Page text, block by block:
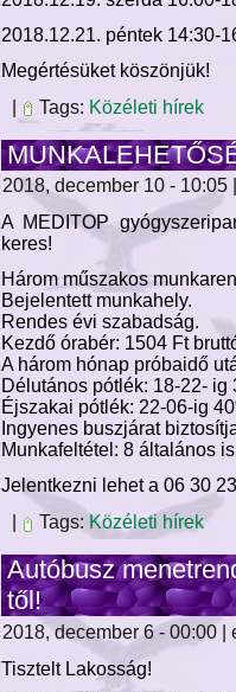
2018.12.21. péntek 14:30-
Megértésüket köszönjük!
Tags: Közéleti hírek
2018, december 10 - 10:05
A MEDITOP
keres!
Három műszakos
Bejelentett munkahely.
Rendes évi szabadság.
Kezdő órabér: 1504 Ft
A három hónap próbaidő
Délutános pótlék: 18-22- ig
Éjszakai pótlék: 22-06-ig
Ingyenes buszjárat
Munkafeltétel: 8 általános
Jelentkezni lehet a 06 30
Tags: Közéleti hírek
Autóbusz
től!
2018, december 6 - 00:00 |
Tisztelt Lakosság!